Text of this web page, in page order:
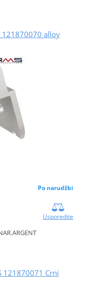
121870070 alloy
Po narudžbi
Usporedite
121870071 Crni